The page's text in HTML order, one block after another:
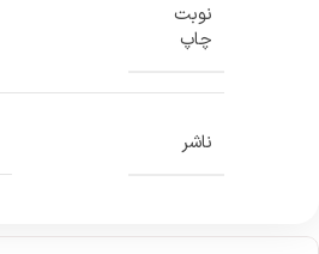
نوبت
چاپ
ناشر